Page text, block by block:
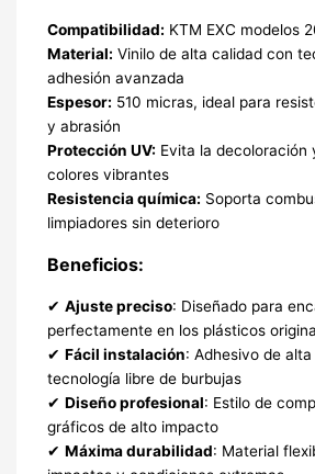
Compatibilidad: KTM EXC modelos
Material: Vinilo de alta calidad con
adhesión avanzada
Espesor: 510 micras, ideal para
y abrasión
Protección UV: Evita la decoloración
colores vibrantes
Resistencia química: Soporta
limpiadores sin deterioro
Beneficios:
✔ Ajuste preciso: Diseñado para
perfectamente en los plásticos
✔ Fácil instalación: Adhesivo de
tecnología libre de burbujas
✔ Diseño profesional: Estilo de
gráficos de alto impacto
✔ Máxima durabilidad: Material